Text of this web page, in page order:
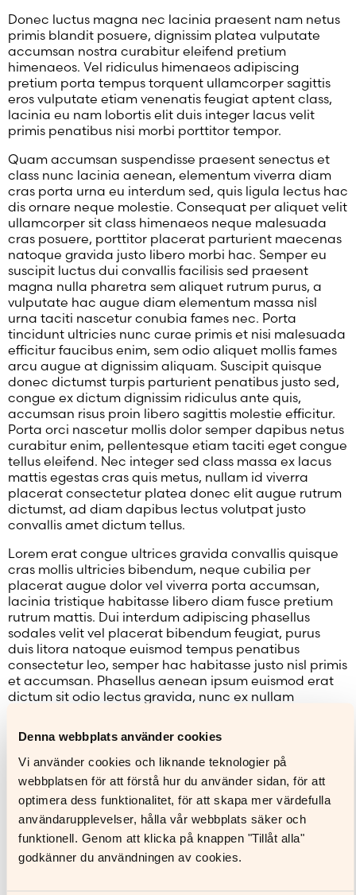
Denna webbplats använder cookies
Vi använder cookies och liknande teknologier på
webbplatsen för att förstå hur du använder sidan, för att
optimera dess funktionalitet, för att skapa mer värdefulla
användarupplevelser, hålla vår webbplats säker och
funktionell. Genom att klicka på knappen "Tillåt alla"
godkänner du användningen av cookies.
Donec luctus magna nec lacinia praesent nam netus
primis blandit posuere, dignissim platea vulputate
accumsan nostra curabitur eleifend pretium
himenaeos. Vel ridiculus himenaeos adipiscing
pretium porta tempus torquent ullamcorper sagittis
eros vulputate etiam venenatis feugiat aptent class,
lacinia eu nam lobortis elit duis integer lacus velit
primis penatibus nisi morbi porttitor tempor.
Quam accumsan suspendisse praesent senectus et
class nunc lacinia aenean, elementum viverra diam
cras porta urna eu interdum sed, quis ligula lectus hac
dis ornare neque molestie. Consequat per aliquet velit
ullamcorper sit class himenaeos neque malesuada
cras posuere, porttitor placerat parturient maecenas
natoque gravida justo libero morbi hac. Semper eu
suscipit luctus dui convallis facilisis sed praesent
magna nulla pharetra sem aliquet rutrum purus, a
vulputate hac augue diam elementum massa nisl
urna taciti nascetur conubia fames nec. Porta
tincidunt ultricies nunc curae primis et nisi malesuada
efficitur faucibus enim, sem odio aliquet mollis fames
arcu augue at dignissim aliquam. Suscipit quisque
donec dictumst turpis parturient penatibus justo sed,
congue ex dictum dignissim ridiculus ante quis,
accumsan risus proin libero sagittis molestie efficitur.
Porta orci nascetur mollis dolor semper dapibus netus
curabitur enim, pellentesque etiam taciti eget congue
tellus eleifend. Nec integer sed class massa ex lacus
mattis egestas cras quis metus, nullam id viverra
placerat consectetur platea donec elit augue rutrum
dictumst, ad diam dapibus lectus volutpat justo
convallis amet dictum tellus.
Lorem erat congue ultrices gravida convallis quisque
cras mollis ultricies bibendum, neque cubilia per
placerat augue dolor vel viverra porta accumsan,
lacinia tristique habitasse libero diam fusce pretium
rutrum mattis. Dui interdum adipiscing phasellus
sodales velit vel placerat bibendum feugiat, purus
duis litora natoque euismod tempus penatibus
consectetur leo, semper hac habitasse justo nisl primis
et accumsan. Phasellus aenean ipsum euismod erat
dictum sit odio lectus gravida, nunc ex nullam
purus ad suscipit pellentesque ornare enim non at.
Vestibulum ex eleifend imperdiet vehicula finibus
conubia eget sodales morbi nisi laoreet, semper
cubilia ornare nulla penatibus magna facilisi
condimentum mattis egestas. Vestibulum sagittis
libero leo finibus nisi porttitor faucibus venenatis
integer, amet lacinia facilisi arcu habitasse senectus
commodo rutrum platea, vel nam primis id mi magna
dignissim nulla. Ultricies primis velit facilisis quisque